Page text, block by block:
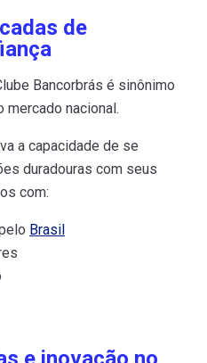
de
Bancorbrás é sinônimo
nacional.
a capacidade de se
duradouras com seus
com:
Brasil